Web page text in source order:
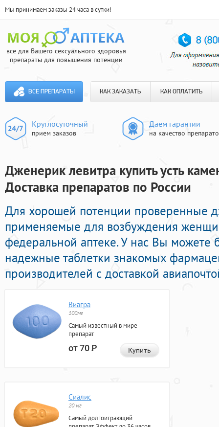
Мы принимаем заказы 24 часа в сутки!
все для Вашего сексуального здоровья
препараты для повышения потенции
ВСЕ ПРЕПАРАТЫ КАК ЗАКАЗАТЬ КАК ОПЛАТИТЬ
Круглосуточный
прием заказов
Даем гарантии
на качество
Дженерик левитра купить усть
Доставка препаратов по России
Для хорошей потенции проверенные
применяемые для возбуждения
федеральной аптеке. У нас Вы можете
надежные таблетки знакомых
производителей с доставкой
Виагра
100мг
Самый известный в мире
препарат
от 70Р Купить
Сиалис
20 мг
Самый долгоиграющий